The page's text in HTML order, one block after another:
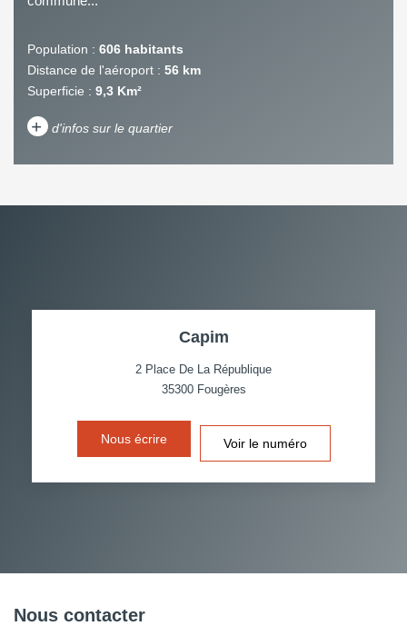
Population : 606 habitants
Distance de l'aéroport : 56 km
Superficie : 9,3 Km²
+ d'infos sur le quartier
PART DES MÉNAGES SANS
VOITURE
ECOLES ET CRÈCHES
Capim
2 Place De La République
35300 Fougères
Nous écrire Voir le numéro
Nous contacter